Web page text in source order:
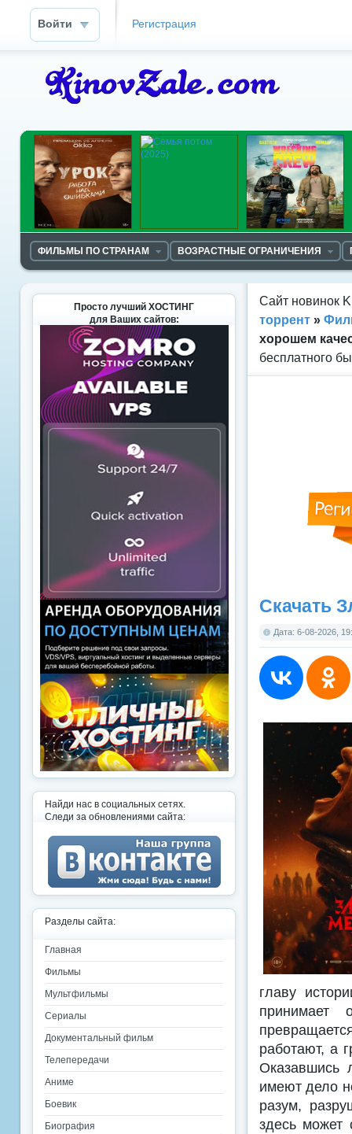
Войти Регистрация
ФИЛЬМЫ ПО СТРАНАМ ВОЗРАСТНЫЕ ОГРАНИЧЕНИЯ
Сайт новинок
торрент »
хорошем
бесплатного
Скачать
Дата: 6-08-2026,
главу
принимает
работают, а
Оказавшись
имеют дело
разум,
здесь может
Просто лучший ХОСТИНГ
для Ваших сайтов:
Найди нас в социальных сетях.
Следи за обновлениями сайта:
Разделы сайта:
Главная
Фильмы
Мультфильмы
Сериалы
Документальный фильм
Телепередачи
Аниме
Боевик
Биография